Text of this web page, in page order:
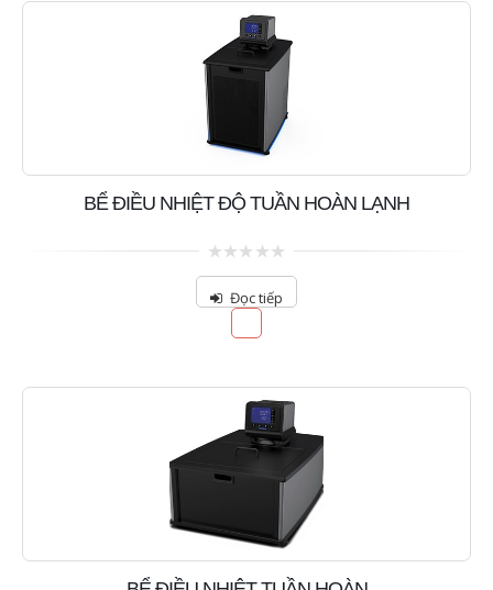
BỂ ĐIỀU NHIỆT ĐỘ TUẦN HOÀN LẠNH
0
of
Đọc tiếp